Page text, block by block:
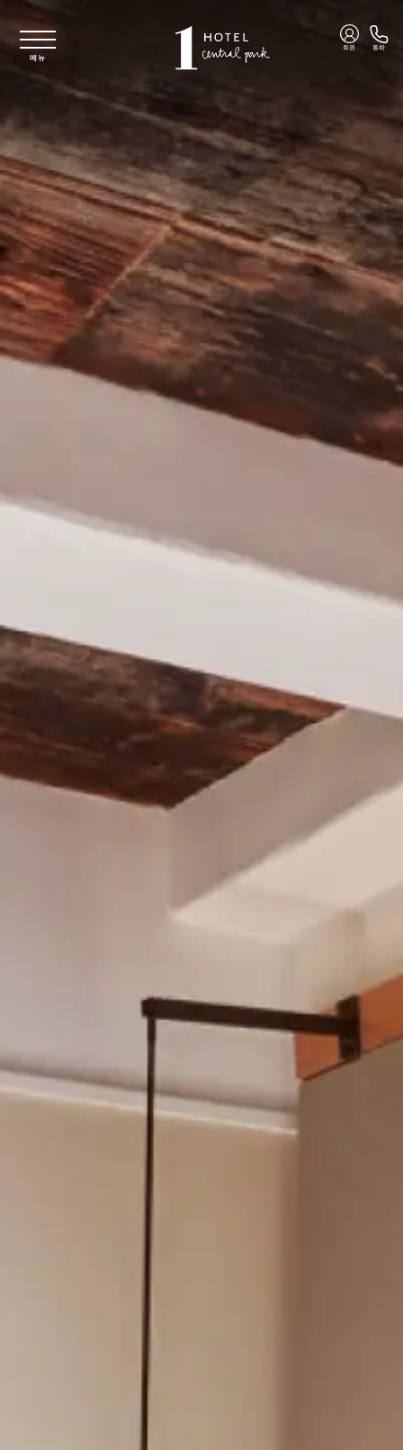
주요 콘텐츠로 건너뛰기
메뉴
회원 통화